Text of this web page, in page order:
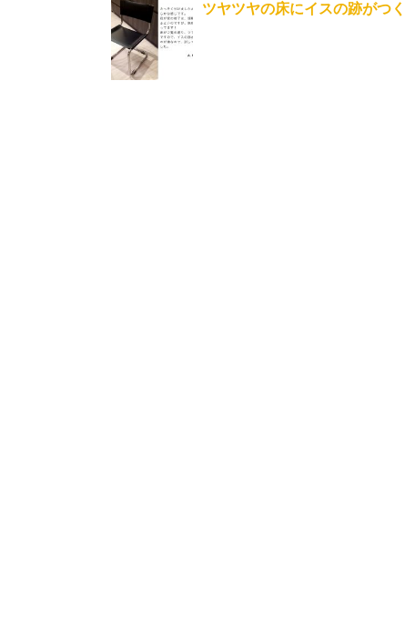
ツヤツヤの床にイスの跡がつ